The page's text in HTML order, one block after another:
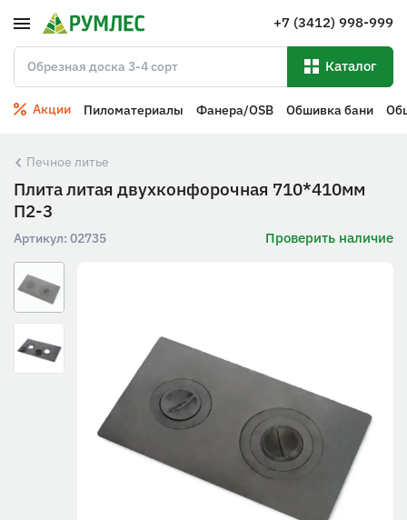
+7 (3412) 998-999
Каталог
Акции Пиломатериалы Фанера/OSB Обшивка бани
Печное литье
Плита литая двухконфорочная 710*410мм
П2-3
Артикул: 02735 Проверить наличие